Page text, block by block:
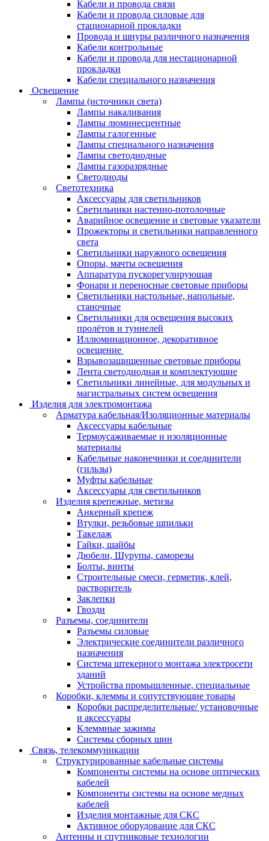
Кабели и провода связи
Кабели и провода силовые для
стационарной прокладки
Провода и шнуры различного назначения
Кабели контрольные
Кабели и провода для нестационарной
прокладки
Кабели специального назначения
Освещение
Лампы (источники света)
Лампы накаливания
Лампы люминесцентные
Лампы галогенные
Лампы специального назначения
Лампы светодиодные
Лампы газоразрядные
Светодиоды
Светотехника
Аксессуары для светильников
Светильники настенно-потолочные
Аварийное освещение и световые указатели
Прожекторы и светильники направленного
света
Светильники наружного освещения
Опоры, мачты освещения
Аппаратура пускорегулирующая
Фонари и переносные световые приборы
Светильники настольные, напольные,
станочные
Светильники для освещения высоких
пролётов и туннелей
Иллюминационное, декоративное
освещение
Взрывозащищенные световые приборы
Лента светодиодная и комплектующие
Светильники линейные, для модульных и
магистральных систем освещения
Изделия для электромонтажа
Арматура кабельная/Изоляционные материалы
Аксессуары кабельные
Термоусаживаемые и изоляционные
материалы
Кабельные наконечники и соединители
(гильзы)
Муфты кабельные
Аксессуары для светильников
Изделия крепежные, метизы
Анкерный крепеж
Втулки, резьбовые шпильки
Такелаж
Гайки, шайбы
Дюбели, Шурупы, саморезы
Болты, винты
Строительные смеси, герметик, клей,
растворитель
Заклепки
Гвозди
Разъемы, соединители
Разъемы силовые
Электрические соединители различного
назначения
Система штекерного монтажа электросети
зданий
Устройства промышленные, специальные
Коробки, клеммы и сопутствующие товары
Коробки распределительные/ установочные
и аксессуары
Клеммные зажимы
Системы сборных шин
Связь, телекоммуникации
Структурированные кабельные системы
Компоненты системы на основе оптических
кабелей
Компоненты системы на основе медных
кабелей
Изделия монтажные для СКС
Активное оборудование для СКС
Антенны и спутниковые технологии